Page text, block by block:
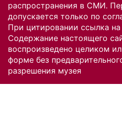
распространения в СМИ.
допускается только по
При цитировании ссылка на
Содержание настоящего
воспроизведено целиком
форме без
разрешения музея